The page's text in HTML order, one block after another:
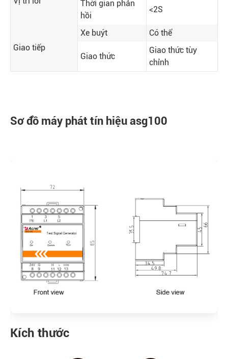
Thời gian phản
hồi
<2S
Giao tiếp
Xe buýt Có thể
Giao thức
Giao thức tùy
chỉnh
Sơ đồ máy phát tín hiệu asg100
Kích thước